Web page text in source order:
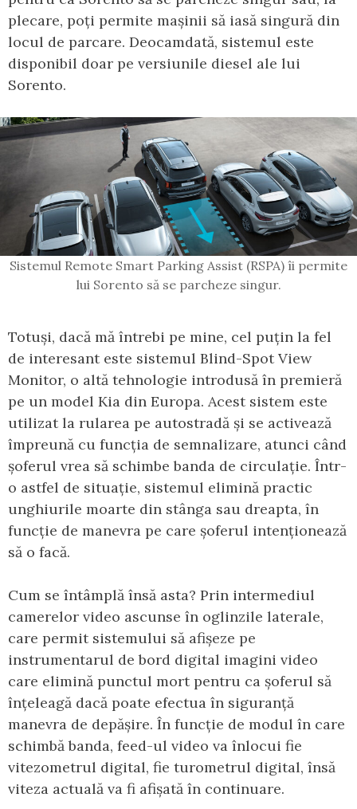
plecare, poți permite mașinii să iasă singură din
locul de parcare. Deocamdată, sistemul este
disponibil doar pe versiunile diesel ale lui
Sorento.
Sistemul Remote Smart Parking Assist (RSPA) îi permite
lui Sorento să se parcheze singur.
Totuși, dacă mă întrebi pe mine, cel puțin la fel
de interesant este sistemul Blind-Spot View
Monitor, o altă tehnologie introdusă în premieră
pe un model Kia din Europa. Acest sistem este
utilizat la rularea pe autostradă și se activează
împreună cu funcția de semnalizare, atunci când
șoferul vrea să schimbe banda de circulație. Într-
o astfel de situație, sistemul elimină practic
unghiurile moarte din stânga sau dreapta, în
funcție de manevra pe care șoferul intenționează
să o facă.
Cum se întâmplă însă asta? Prin intermediul
camerelor video ascunse în oglinzile laterale,
care permit sistemului să afișeze pe
instrumentarul de bord digital imagini video
care elimină punctul mort pentru ca șoferul să
înțeleagă dacă poate efectua în siguranță
manevra de depășire. În funcție de modul în care
schimbă banda, feed-ul video va înlocui fie
vitezometrul digital, fie turometrul digital, însă
viteza actuală va fi afișată în continuare.